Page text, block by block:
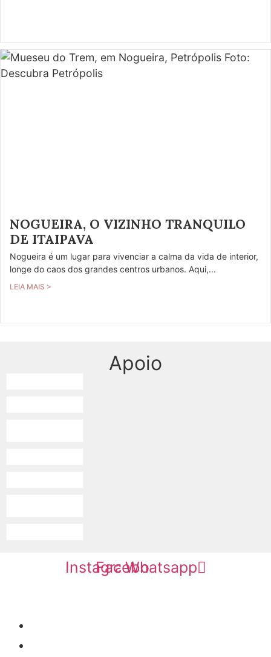
NOGUEIRA, O VIZINHO TRANQUILO
DE ITAIPAVA
Nogueira é um lugar para vivenciar a calma da vida de interior,
longe do caos dos grandes centros urbanos. Aqui,...
LEIA MAIS >
Apoio
Instagram
Facebook
Whatsapp